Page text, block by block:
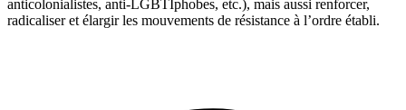
anticolonialistes, anti-LGBTIphobes, etc.), mais aussi renforcer,
radicaliser et élargir les mouvements de résistance à l’ordre établi.